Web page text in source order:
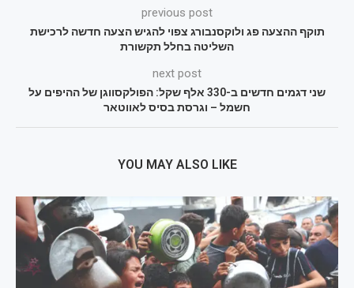
previous post
תוקף ההצעה פג ולוקסנבורג צפוי להגיש הצעה חדשה לרכישת
השליטה בחלל תקשורת
next post
שני דגמים חדשים ב-330 אלף שקל: הפולקסווגן של ההיפים על
חשמל – וגרסת בסיס לאווטאר
YOU MAY ALSO LIKE